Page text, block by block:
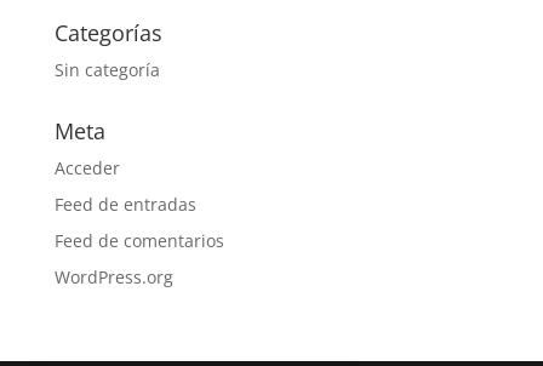
Categorías
Sin categoría
Meta
Acceder
Feed de entradas
Feed de comentarios
WordPress.org